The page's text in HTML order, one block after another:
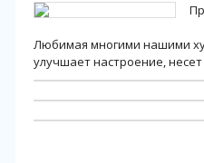
Любимая многими нашими
улучшает настроение,